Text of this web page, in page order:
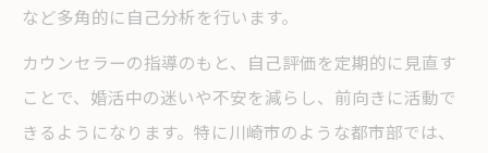
など多角的に自己分析を行います。
カウンセラーの指導のもと、自己評価を定期的に見直す
ことで、婚活中の迷いや不安を減らし、前向きに活動で
きるようになります。特に川崎市のような都市部では、